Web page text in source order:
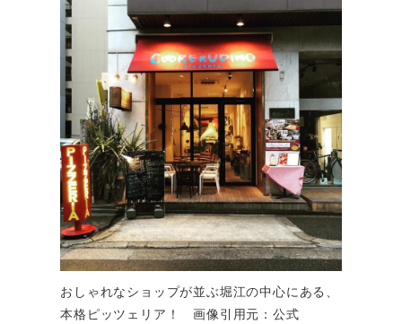
おしゃれなショップが並ぶ堀江の中心にある、
本格ピッツェリア！ 画像引用元：公式